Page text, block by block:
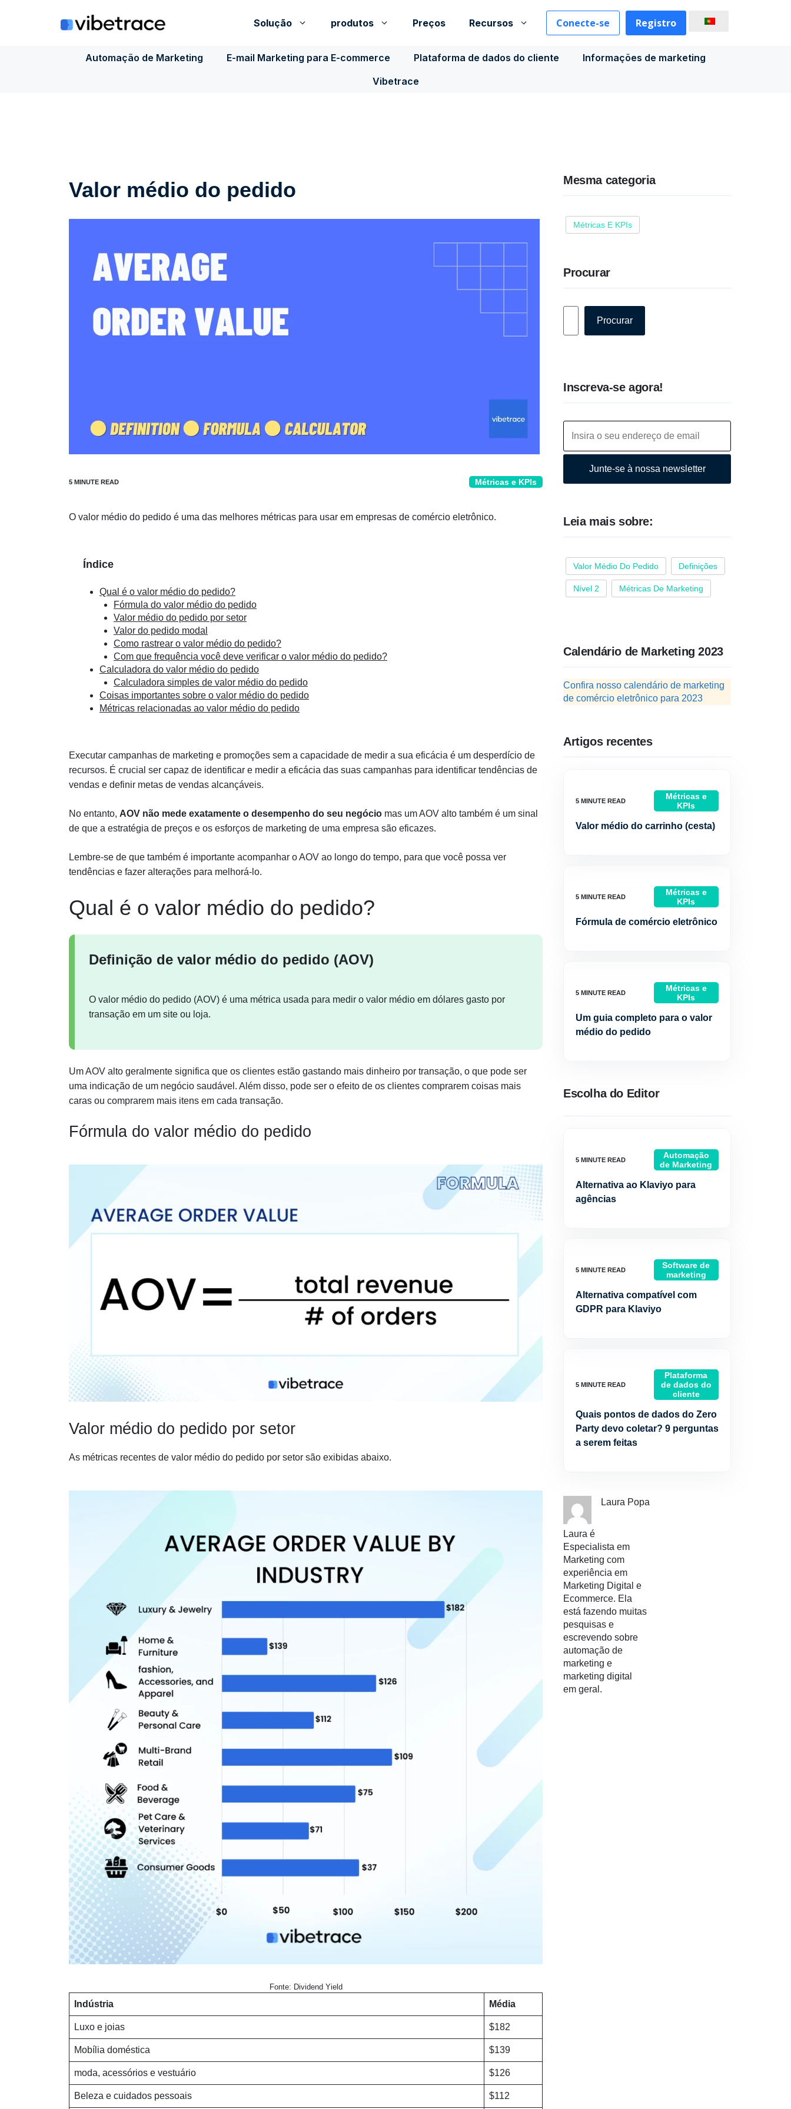
Solução produtos Preços Recursos Conecte-se Registro
Automação de Marketing E-mail Marketing para E-commerce Plataforma de dados do cliente
Informações de marketing
Vibetrace
Valor médio do pedido
Métricas e KPIs
O valor médio do pedido é uma das melhores métricas para usar em empresas de comércio eletrônico.
Índice
Qual é o valor médio do pedido?
Fórmula do valor médio do pedido
Valor médio do pedido por setor
Valor do pedido modal
Como rastrear o valor médio do pedido?
Com que frequência você deve verificar o valor médio do pedido?
Calculadora do valor médio do pedido
Calculadora simples de valor médio do pedido
Coisas importantes sobre o valor médio do pedido
Métricas relacionadas ao valor médio do pedido
Executar campanhas de marketing e promoções sem a capacidade de medir a sua eficácia é um desperdício de
recursos. É crucial ser capaz de identificar e medir a eficácia das suas campanhas para identificar tendências de
vendas e definir metas de vendas alcançáveis.
No entanto, AOV não mede exatamente o desempenho do seu negócio mas um AOV alto também é um sinal
de que a estratégia de preços e os esforços de marketing de uma empresa são eficazes.
Lembre-se de que também é importante acompanhar o AOV ao longo do tempo, para que você possa ver
tendências e fazer alterações para melhorá-lo.
Qual é o valor médio do pedido?
Definição de valor médio do pedido (AOV)
O valor médio do pedido (AOV) é uma métrica usada para medir o valor médio em dólares gasto por
transação em um site ou loja.
Um AOV alto geralmente significa que os clientes estão gastando mais dinheiro por transação, o que pode ser
uma indicação de um negócio saudável. Além disso, pode ser o efeito de os clientes comprarem coisas mais
caras ou comprarem mais itens em cada transação.
Fórmula do valor médio do pedido
Valor médio do pedido por setor
As métricas recentes de valor médio do pedido por setor são exibidas abaixo.
Fonte: Dividend Yield
Indústria Média
Luxo e joias $182
Mobília doméstica $139
moda, acessórios e vestuário $126
Beleza e cuidados pessoais $112
Mesma categoria
Métricas E KPIs
Procurar
Procurar
Inscreva-se agora!
Junte-se à nossa newsletter
Leia mais sobre:
Valor Médio Do Pedido Definições
Nível 2 Métricas De Marketing
Calendário de Marketing 2023
Confira nosso calendário de marketing
de comércio eletrônico para 2023
Artigos recentes
Métricas e
KPIs
Valor médio do carrinho (cesta)
Métricas e
KPIs
Fórmula de comércio eletrônico
Métricas e
KPIs
Um guia completo para o valor
médio do pedido
Escolha do Editor
Automação
de Marketing
Alternativa ao Klaviyo para
agências
Software de
marketing
Alternativa compatível com
GDPR para Klaviyo
Plataforma
de dados do
cliente
Quais pontos de dados do Zero
Party devo coletar? 9 perguntas
a serem feitas
Laura Popa
Laura é
Especialista em
Marketing com
experiência em
Marketing Digital e
Ecommerce. Ela
está fazendo muitas
pesquisas e
escrevendo sobre
automação de
marketing e
marketing digital
em geral.